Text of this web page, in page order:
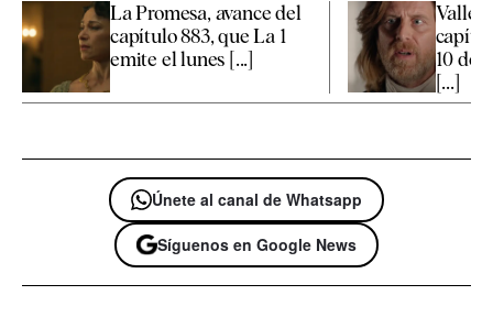
La Promesa, avance del
capítulo 883, que La 1
emite el lunes [...]
Valle
10 de
[...]
Únete al canal de Whatsapp
Síguenos en Google News